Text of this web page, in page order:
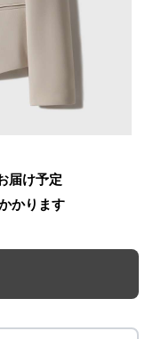
届け予定
かります